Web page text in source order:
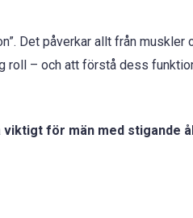
Det påverkar allt från
roll – och att förstå dess
för män med stigande